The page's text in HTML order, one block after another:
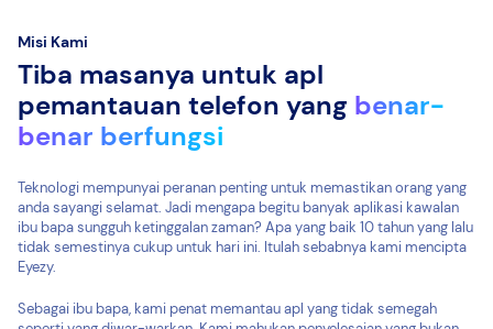
Misi Kami
Tiba masanya untuk apl
pemantauan telefon yang benar-
benar berfungsi
Teknologi mempunyai peranan penting untuk memastikan orang yang
anda sayangi selamat. Jadi mengapa begitu banyak aplikasi kawalan
ibu bapa sungguh ketinggalan zaman? Apa yang baik 10 tahun yang lalu
tidak semestinya cukup untuk hari ini. Itulah sebabnya kami mencipta
Eyezy.
Sebagai ibu bapa, kami penat memantau apl yang tidak semegah